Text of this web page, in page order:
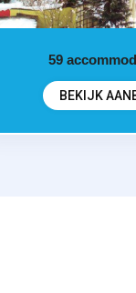
59
BEKIJK